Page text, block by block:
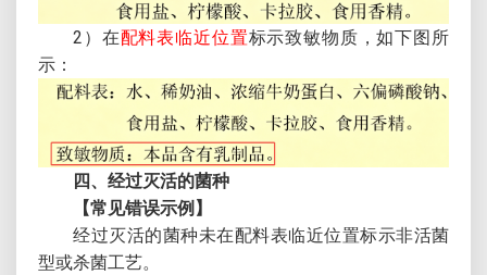
2）在配料表临近位置标示致敏物质，如下图所
示：
四、经过灭活的菌种
【常见错误示例】
经过灭活的菌种未在配料表临近位置标示非活菌
型或杀菌工艺。